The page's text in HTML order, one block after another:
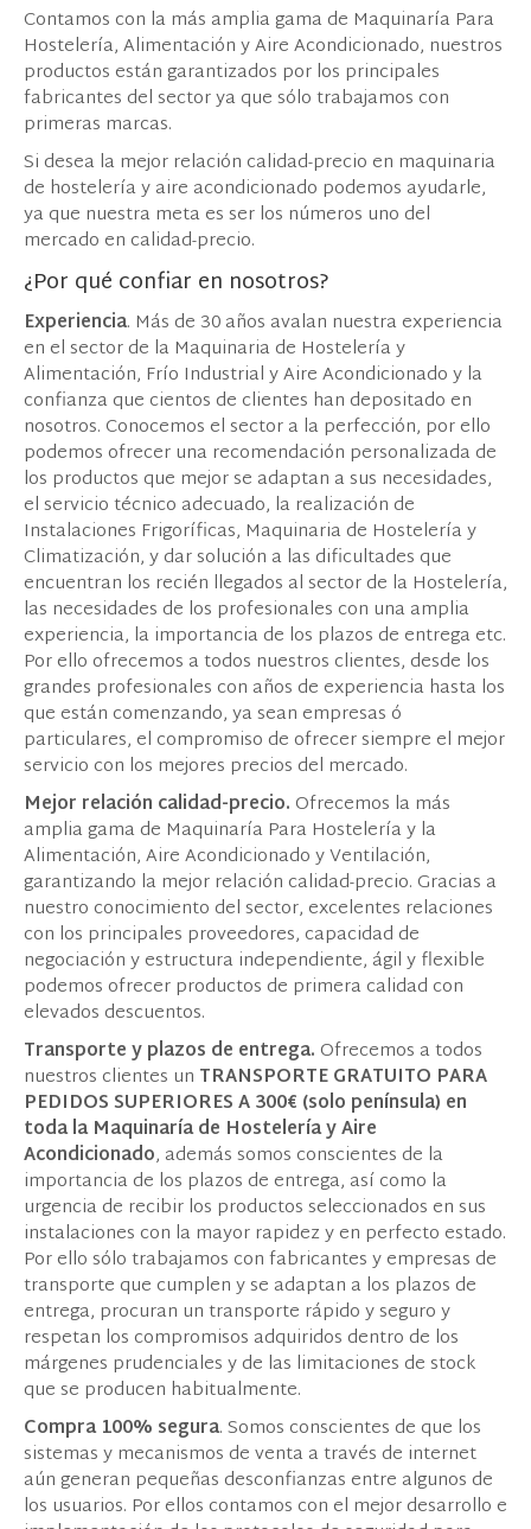
Contamos con la más amplia gama de Maquinaría Para
Hostelería, Alimentación y Aire Acondicionado, nuestros
productos están garantizados por los principales
fabricantes del sector ya que sólo trabajamos con
primeras marcas.
Si desea la mejor relación calidad-precio en maquinaria
de hostelería y aire acondicionado podemos ayudarle,
ya que nuestra meta es ser los números uno del
mercado en calidad-precio.
¿Por qué confiar en nosotros?
Experiencia. Más de 30 años avalan nuestra experiencia
en el sector de la Maquinaria de Hostelería y
Alimentación, Frío Industrial y Aire Acondicionado y la
confianza que cientos de clientes han depositado en
nosotros. Conocemos el sector a la perfección, por ello
podemos ofrecer una recomendación personalizada de
los productos que mejor se adaptan a sus necesidades,
el servicio técnico adecuado, la realización de
Instalaciones Frigoríficas, Maquinaria de Hostelería y
Climatización, y dar solución a las dificultades que
encuentran los recién llegados al sector de la Hostelería,
las necesidades de los profesionales con una amplia
experiencia, la importancia de los plazos de entrega etc.
Por ello ofrecemos a todos nuestros clientes, desde los
grandes profesionales con años de experiencia hasta los
que están comenzando, ya sean empresas ó
particulares, el compromiso de ofrecer siempre el mejor
servicio con los mejores precios del mercado.
Mejor relación calidad-precio. Ofrecemos la más
amplia gama de Maquinaría Para Hostelería y la
Alimentación, Aire Acondicionado y Ventilación,
garantizando la mejor relación calidad-precio. Gracias a
nuestro conocimiento del sector, excelentes relaciones
con los principales proveedores, capacidad de
negociación y estructura independiente, ágil y flexible
podemos ofrecer productos de primera calidad con
elevados descuentos.
Transporte y plazos de entrega. Ofrecemos a todos
nuestros clientes un TRANSPORTE GRATUITO PARA
PEDIDOS SUPERIORES A 300€ (solo península) en
toda la Maquinaría de Hostelería y Aire
Acondicionado, además somos conscientes de la
importancia de los plazos de entrega, así como la
urgencia de recibir los productos seleccionados en sus
instalaciones con la mayor rapidez y en perfecto estado.
Por ello sólo trabajamos con fabricantes y empresas de
transporte que cumplen y se adaptan a los plazos de
entrega, procuran un transporte rápido y seguro y
respetan los compromisos adquiridos dentro de los
márgenes prudenciales y de las limitaciones de stock
que se producen habitualmente.
Compra 100% segura. Somos conscientes de que los
sistemas y mecanismos de venta a través de internet
aún generan pequeñas desconfianzas entre algunos de
los usuarios. Por ellos contamos con el mejor desarrollo e